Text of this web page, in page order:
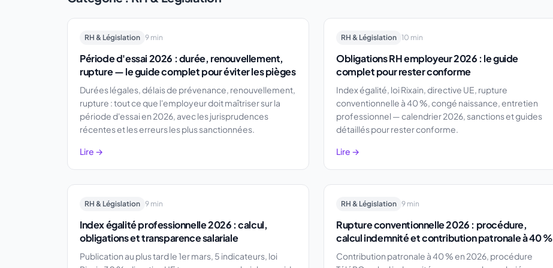
RH & Législation 9 min
Période d'essai 2026 : durée, renouvellement,
rupture — le guide complet pour éviter les pièges
Durées légales, délais de prévenance, renouvellement,
rupture : tout ce que l'employeur doit maîtriser sur la
période d'essai en 2026, avec les jurisprudences
récentes et les erreurs les plus sanctionnées.
Lire →
RH & Législation 10 min
Obligations RH employeur 2026 : le guide
complet pour rester conforme
Index égalité, loi Rixain, directive UE, rupture
conventionnelle à 40 %, congé naissance, entretien
professionnel — calendrier 2026, sanctions et guides
détaillés pour rester conforme.
Lire →
RH & Législation 9 min
Index égalité professionnelle 2026 : calcul,
obligations et transparence salariale
Publication au plus tard le 1er mars, 5 indicateurs, loi
RH & Législation 9 min
Rupture conventionnelle 2026 : procédure,
calcul indemnité et contribution patronale à 40 %
Contribution patronale à 40 % en 2026, procédure